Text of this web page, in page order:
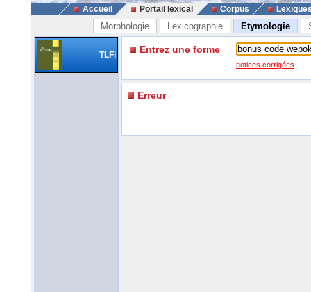
Accueil Portail lexical Corpus
Morphologie Lexicographie Etymologie
TLFi Entrez une forme
notices corrigées
Erreur